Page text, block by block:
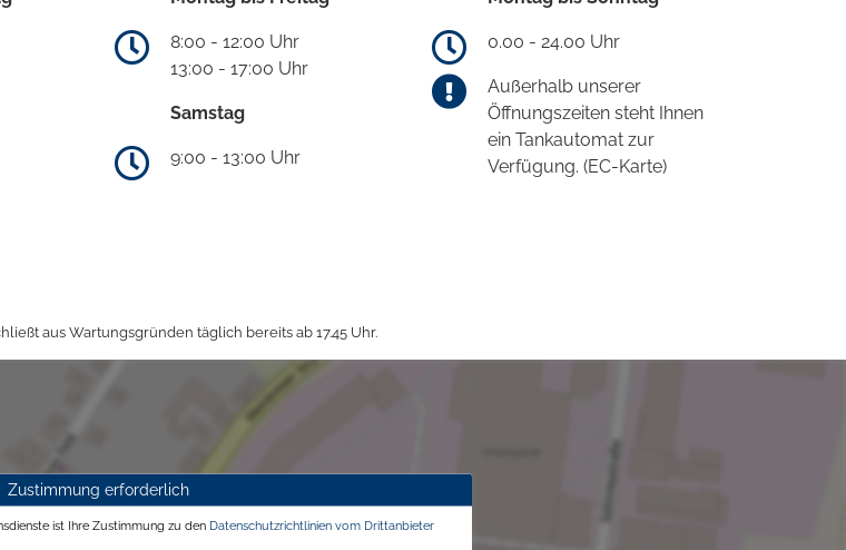
8:00 - 12:00 Uhr
13:00 - 17:00 Uhr
Samstag
9:00 - 13:00 Uhr
0.00 - 24.00 Uhr
Außerhalb unserer
Öffnungszeiten steht Ihnen
ein Tankautomat zur
Verfügung. (EC-Karte)
aus Wartungsgründen täglich bereits ab 17.45 Uhr.
Zustimmung erforderlich
ist Ihre Zustimmung zu den Datenschutzrichtlinien vom Drittanbieter